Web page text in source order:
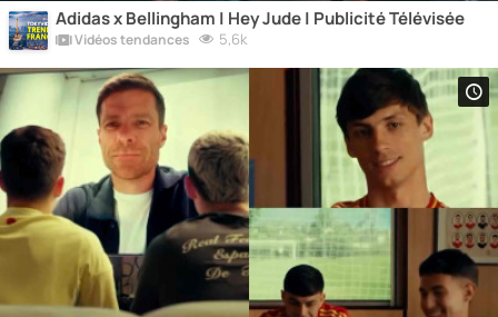
Adidas x Bellingham | Hey Jude | Publicité Télévisée
Vidéos tendances 5,6k